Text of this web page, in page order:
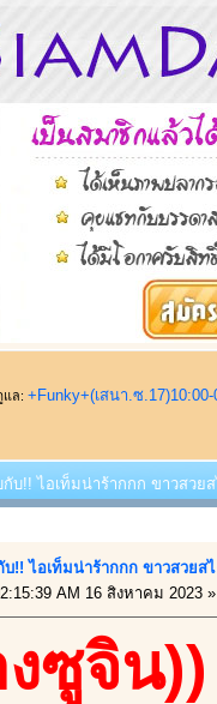
แล: +Funky+(เสนา.ซ
บ!! ไอเท็มน่าร้ากกก ขาวสวย
!! ไอเท็มน่าร้ากกก ขาวสวยส
AM 16 สิงหาคม 2023 »
ซูจิน))